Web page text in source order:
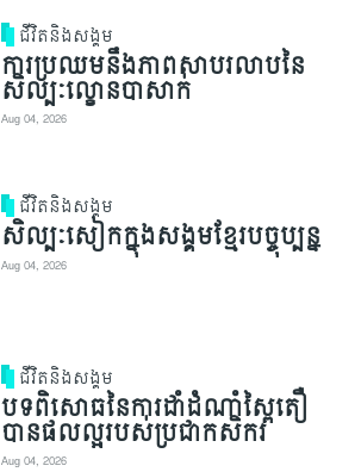
ជីវិតនិងសង្គម
ការប្រឈមនឹងភាពសាបរលាបនៃ
សិល្បៈល្ខោនបាសាក់
Aug 04, 2026
ជីវិតនិងសង្គម
សិល្បៈសៀកក្នុងសង្គមខ្មែរបច្ចុប្បន្ន
Aug 04, 2026
ជីវិតនិងសង្គម
បទពិសោធនៃការដាំដំណាំស្ពៃតឿ
បានផលល្អរបស់ប្រជាកសិករ
Aug 04, 2026